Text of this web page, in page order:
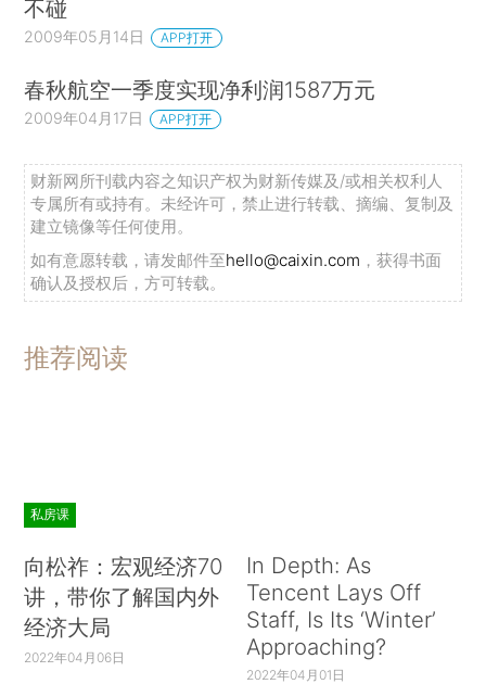
不碰
2009年05月14日 APP打开
春秋航空一季度实现净利润1587万元
2009年04月17日 APP打开
财新网所刊载内容之知识产权为财新传媒及/或相关权利人
专属所有或持有。未经许可，禁止进行转载、摘编、复制及
建立镜像等任何使用。
如有意愿转载，请发邮件至hello@caixin.com ，获得书面
确认及授权后，方可转载。
推荐阅读
私房课
向松祚：宏观经济70
讲，带你了解国内外
经济大局
2022年04月06日
In Depth: As
Tencent Lays Off
Staff, Is Its ‘Winter’
Approaching?
2022年04月01日